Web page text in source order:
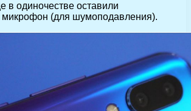
в одиночестве оставили
микрофон (для шумоподавления).